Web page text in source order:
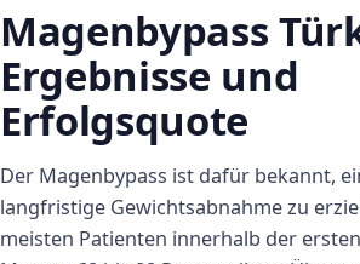
Magenbypass
Ergebnisse und
Erfolgsquote
Der Magenbypass ist dafür bekannt,
langfristige Gewichtsabnahme zu
meisten Patienten innerhalb der